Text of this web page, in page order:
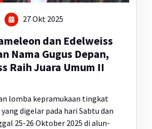
27 Okt 2025
dan Edelweiss
Nama Gugus Depan,
Raih Juara Umum II
lomba kepramukaan tingkat
digelar pada hari Sabtu dan
25-26 Oktober 2025 di alun-